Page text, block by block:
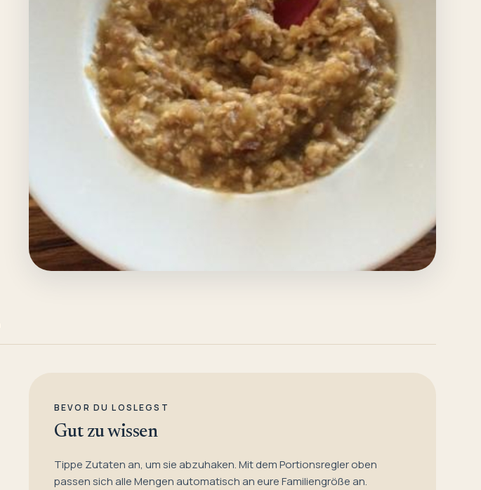
BEVOR DU LOSLEGST
Gut zu wissen
Tippe Zutaten an, um sie abzuhaken. Mit dem Portionsregler oben
passen sich alle Mengen automatisch an eure Familiengröße an.